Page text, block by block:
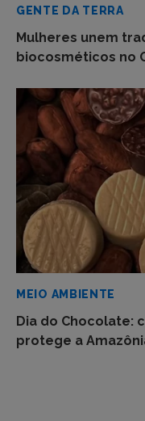
GENTE DA TERRA
Mulheres unem
biocosméticos no
MEIO AMBIENTE
Dia do Chocolate:
protege a